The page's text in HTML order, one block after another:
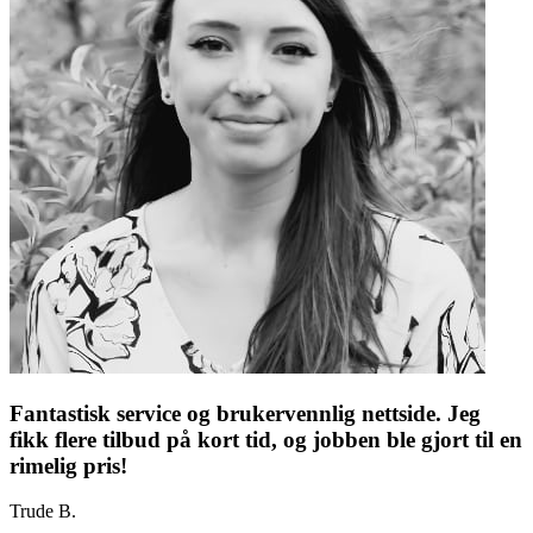
Fantastisk service og brukervennlig nettside. Jeg
fikk flere tilbud på kort tid, og jobben ble gjort til en
rimelig pris!
Trude B.